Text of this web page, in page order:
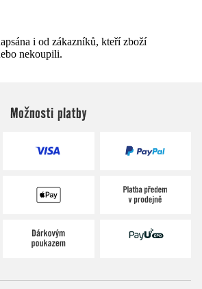
i od zákazníků, kteří zboží
nekoupili.
Možnosti platby